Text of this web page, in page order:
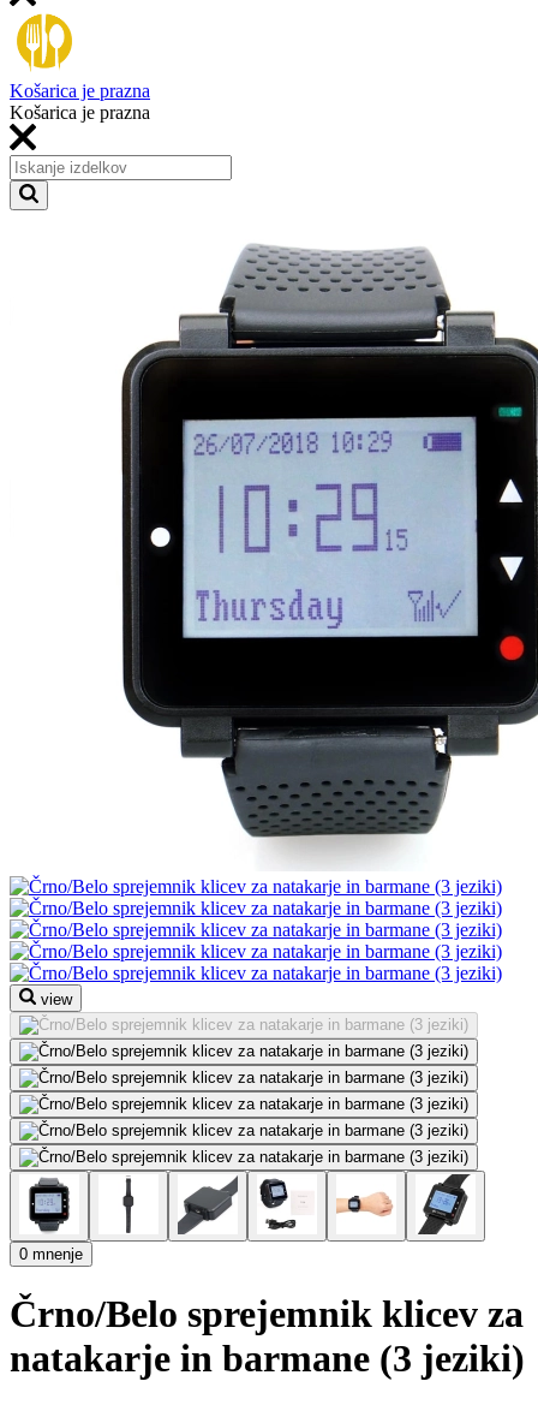
Košarica je prazna
Košarica je prazna
view
0 mnenje
Črno/Belo sprejemnik klicev za
natakarje in barmane (3 jeziki)